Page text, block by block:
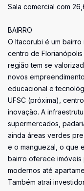
Sala comercial com
BAIRRO
O Itacorubi é um
centro de
região tem se
novos
educacional e
UFSC (próxima),
inovação. A
supermercados,
ainda áreas verdes
e o manguezal, o que
bairro oferece
modernos até
Também atrai